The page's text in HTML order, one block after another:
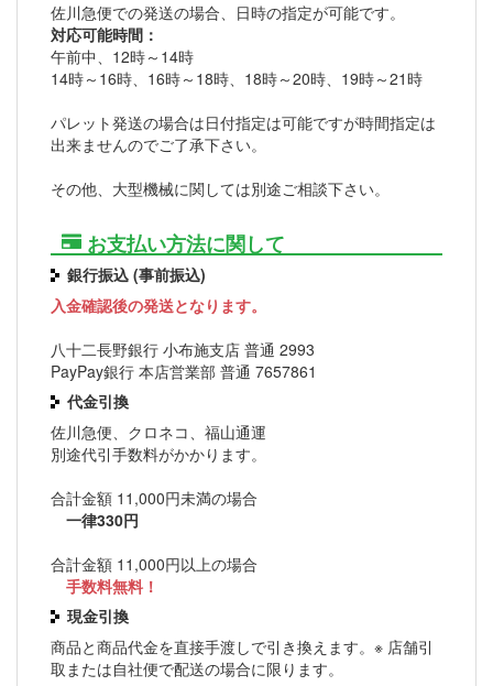
佐川急便での発送の場合、日時の指定が可能です。
対応可能時間：
午前中、12時～14時
14時～16時、16時～18時、18時～20時、19時～21時
パレット発送の場合は日付指定は可能ですが時間指定は
出来ませんのでご了承下さい。
その他、大型機械に関しては別途ご相談下さい。
お支払い方法に関して
銀行振込 (事前振込)
入金確認後の発送となります。
八十二長野銀行 小布施支店 普通 2993
PayPay銀行 本店営業部 普通 7657861
代金引換
佐川急便、クロネコ、福山通運
別途代引手数料がかかります。
合計金額 11,000円未満の場合
一律330円
合計金額 11,000円以上の場合
手数料無料！
現金引換
商品と商品代金を直接手渡しで引き換えます。※ 店舗引
取または自社便で配送の場合に限ります。